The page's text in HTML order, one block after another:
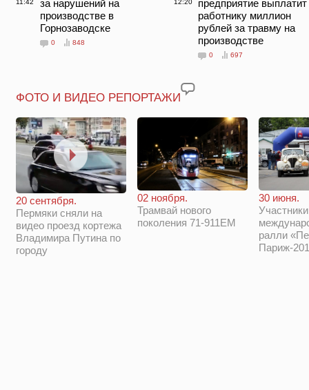
11:42
за нарушений на
производстве в
Горнозаводске
0 848
12:20
предприятие выплатит
работнику миллион
рублей за травму на
производстве
0 697
ФОТО И ВИДЕО РЕПОРТАЖИ
20 сентября.
Пермяки сняли на
видео проезд кортежа
Владимира Путина по
городу
02 ноября.
Трамвай нового
поколения 71-911ЕМ
30 июня.
Участники
ралли
Париж-